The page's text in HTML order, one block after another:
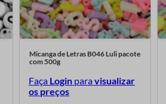
Micanga de Letras B046 Luli pacote
com 500g
Faça Login paravisualizar
os preços